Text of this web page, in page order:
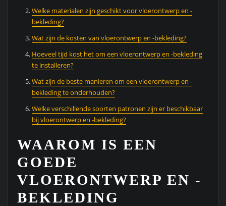
Welke materialen zijn geschikt voor vloerontwerp en -
bekleding?
Wat zijn de kosten van vloerontwerp en -bekleding?
Hoeveel tijd kost het om een ​​vloerontwerp en -bekleding
te installeren?
Wat zijn de beste manieren om een ​​vloerontwerp en -
bekleding te onderhouden?
Welke verschillende soorten patronen zijn er beschikbaar
bij vloerontwerp en -bekleding?
WAAROM IS EEN
GOEDE
VLOERONTWERP EN -
BEKLEDING